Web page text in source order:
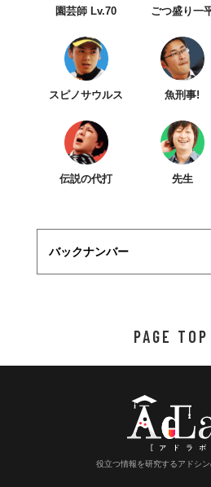
園芸師 Lv.70 ごつ盛り一
スピノサウルス 魚刑事!
伝説の代打 先生
バックナンバー
PAGE TOP
役立つ情報を研究するアドシ